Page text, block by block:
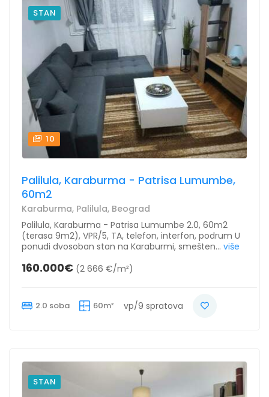
STAN
10
Palilula, Karaburma - Patrisa Lumumbe,
60m2
Karaburma, Palilula, Beograd
Palilula, Karaburma - Patrisa Lumumbe 2.0, 60m2
(terasa 9m2), VPR/5, TA, telefon, interfon, podrum U
ponudi dvosoban stan na Karaburmi, smešten... više
160.000€ (2 666 €/m²)
2.0 soba 60m² vp/9 spratova
STAN